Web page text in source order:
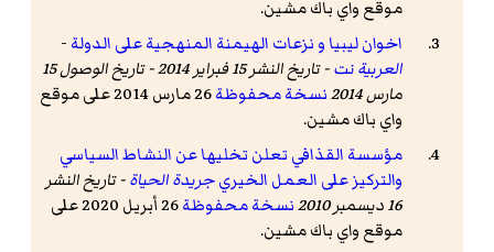
موقع واي باك مشين.
اخوان ليبيا و نزعات الهيمنة المنهجية على الدولة -
العربية نت
- تاريخ النشر 15 فبراير 2014 - تاريخ الوصول 15
مارس 2014
نسخة محفوظة
26 مارس 2014 على موقع
واي باك مشين.
مؤسسة القذافي تعلن تخليها عن النشاط السياسي
والتركيز على العمل الخيريجريدة الحياة- تاريخ النشر
16 ديسمبر 2010
نسخة محفوظة
26 أبريل 2020 على
موقع واي باك مشين.